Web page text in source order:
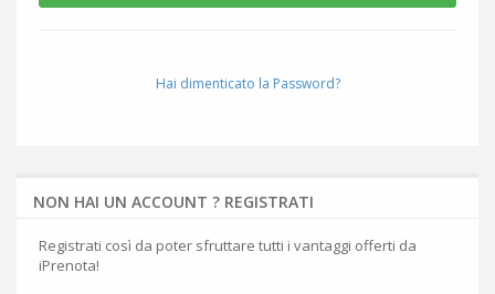
Hai dimenticato la Password?
NON HAI UN ACCOUNT ? REGISTRATI
Registrati così da poter sfruttare tutti i vantaggi offerti da
iPrenota!